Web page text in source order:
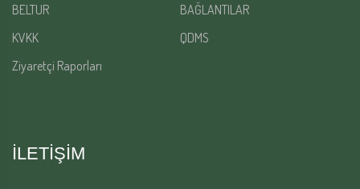
BELTUR
BAĞLANTILAR
KVKK
QDMS
Ziyaretçi Raporları
İLETİŞİM